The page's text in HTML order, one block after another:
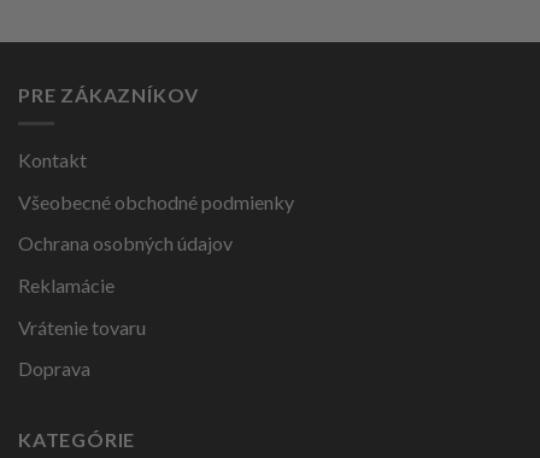
PRE ZÁKAZNÍKOV
Kontakt
Všeobecné obchodné podmienky
Ochrana osobných údajov
Reklamácie
Vrátenie tovaru
Doprava
KATEGÓRIE